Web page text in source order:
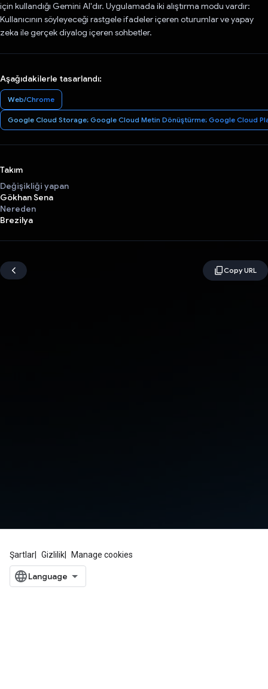
için kullandığı Gemini AI'dır. Uygulamada iki alıştırma modu vardır:
Kullanıcının söyleyeceği rastgele ifadeler içeren oturumlar ve yapay
zeka ile gerçek diyalog içeren sohbetler.
Aşağıdakilerle tasarlandı:
Web/Chrome
Google Cloud Storage; Google Cloud Metin Dönüştürme; Google Cloud
Takım
Değişikliği yapan
Gökhan Sena
Nereden
Brezilya
Şartlar Gizlilik Manage cookies